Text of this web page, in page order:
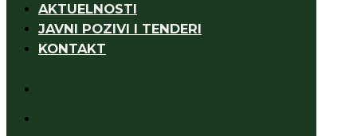
AKTUELNOSTI
JAVNI POZIVI I TENDERI
KONTAKT